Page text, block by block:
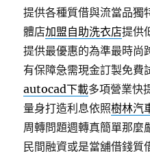
提供各種質借與流當品獨
體店加盟自助洗衣店提供
提供最優惠的為準最時尚
有保障急需現金訂製免費
autocad下載多項營業快
量身打造利息依照樹林汽
周轉問題週轉真簡單那麼
民間融資或是當舖借錢質